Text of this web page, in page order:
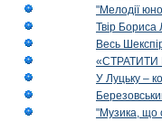
"Мелодії
Твір Бориса
Весь
У Луцьку –
"Музика, що